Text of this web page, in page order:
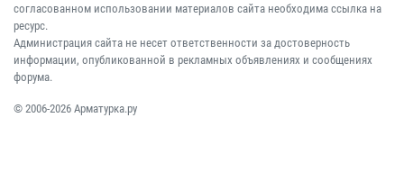
согласованном использовании материалов сайта необходима ссылка на
ресурс.
Администрация сайта не несет ответственности за достоверность
информации, опубликованной в рекламных объявлениях и сообщениях
форума.
© 2006-2026 Арматурка.ру